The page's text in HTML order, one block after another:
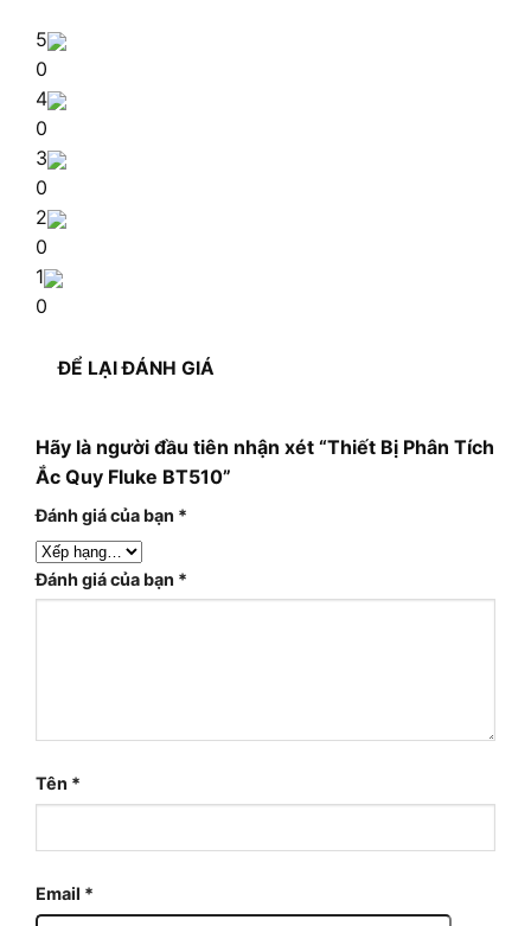
5
0
4
0
3
0
2
0
1
0
ĐỂ LẠI ĐÁNH GIÁ
Hãy là người đầu tiên nhận xét “Thiết Bị Phân Tích
Ắc Quy Fluke BT510”
Đánh giá của bạn *
Đánh giá của bạn *
Tên *
Email *